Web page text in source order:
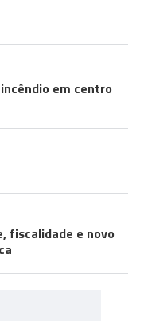
em centro
fiscalidade e novo